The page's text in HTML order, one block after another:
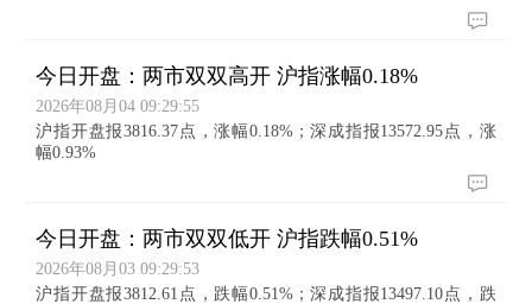
今日开盘：两市双双高开 沪指涨幅0.18%
2026年08月04 09:29:55
沪指开盘报3816.37点，涨幅0.18%；深成指报13572.95点，涨
幅0.93%
今日开盘：两市双双低开 沪指跌幅0.51%
2026年08月03 09:29:53
沪指开盘报3812.61点，跌幅0.51%；深成指报13497.10点，跌